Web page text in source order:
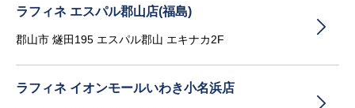
ラフィネ エスパル郡山店(福島)
郡山市 燧田195 エスパル郡山 エキナカ2F
ラフィネ イオンモールいわき小名浜店